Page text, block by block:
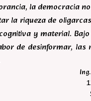
la democracia
la riqueza de
y material.
de desinformar, las